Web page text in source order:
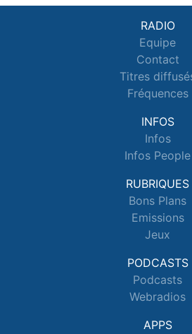
RADIO
Equipe
Contact
Titres
Fréquences
INFOS
Infos
Infos People
RUBRIQUES
Bons Plans
Emissions
Jeux
PODCASTS
Podcasts
Webradios
APPS